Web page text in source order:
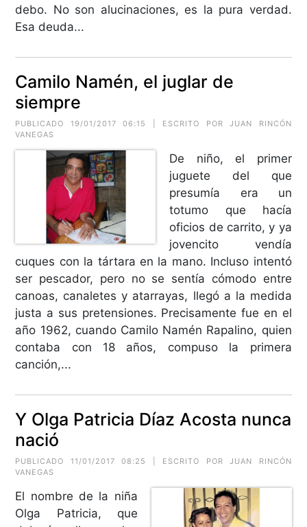
debo. No son alucinaciones, es la pura verdad.
Esa deuda...
Camilo Namén, el juglar de
siempre
PUBLICADO 19/01/2017 06:15 | ESCRITO POR JUAN RINCÓN
VANEGAS
De niño, el primer
juguete del que
presumía era un
totumo que hacía
oficios de carrito, y ya
jovencito vendía
cuques con la tártara en la mano. Incluso intentó
ser pescador, pero no se sentía cómodo entre
canoas, canaletes y atarrayas, llegó a la medida
justa a sus pretensiones. Precisamente fue en el
año 1962, cuando Camilo Namén Rapalino, quien
contaba con 18 años, compuso la primera
canción,...
Y Olga Patricia Díaz Acosta nunca
nació
PUBLICADO 11/01/2017 08:25 | ESCRITO POR JUAN RINCÓN
VANEGAS
El nombre de la niña
Olga Patricia, que